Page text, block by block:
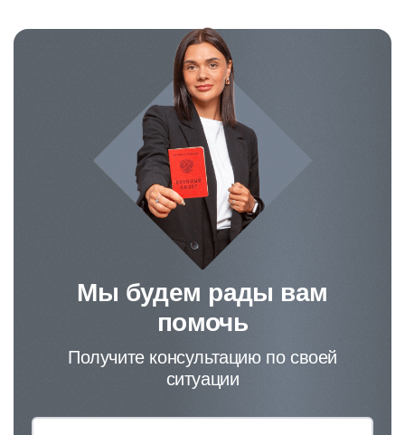
Мы будем рады вам
помочь
Получите консультацию по своей
ситуации